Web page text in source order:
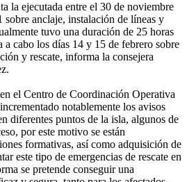
la ejecutada entre el 30 de noviembre
anclaje, instalación de líneas y
tuvo una duración de 25 horas
a cabo los días 14 y 15 de febrero sobre
y rescate, informa la consejera
el Centro de Coordinación Operativa
notablemente los avisos
diferentes puntos de la isla, algunos de
por este motivo se están
formativas, así como adquisición de
este tipo de emergencias de rescate en
se pretende conseguir una